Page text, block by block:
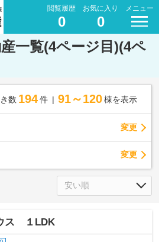
閲覧履歴
0
お気に入り
0
メニュー
一覧(4ページ目)(4ペ
数 194 件 91～120 棟を表示
変更
変更
ス １LDK